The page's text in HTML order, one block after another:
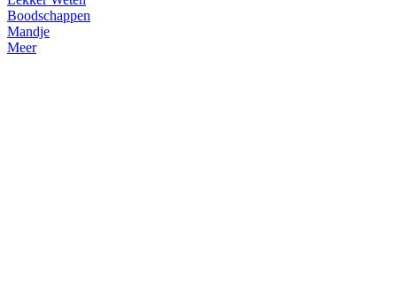
Boodschappen
Mandje
Meer